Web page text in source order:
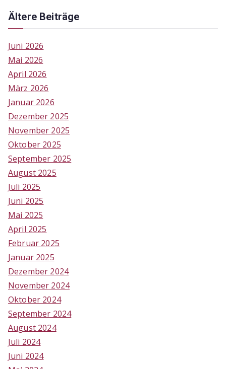
Ältere Beiträge
Juni 2026
Mai 2026
April 2026
März 2026
Januar 2026
Dezember 2025
November 2025
Oktober 2025
September 2025
August 2025
Juli 2025
Juni 2025
Mai 2025
April 2025
Februar 2025
Januar 2025
Dezember 2024
November 2024
Oktober 2024
September 2024
August 2024
Juli 2024
Juni 2024